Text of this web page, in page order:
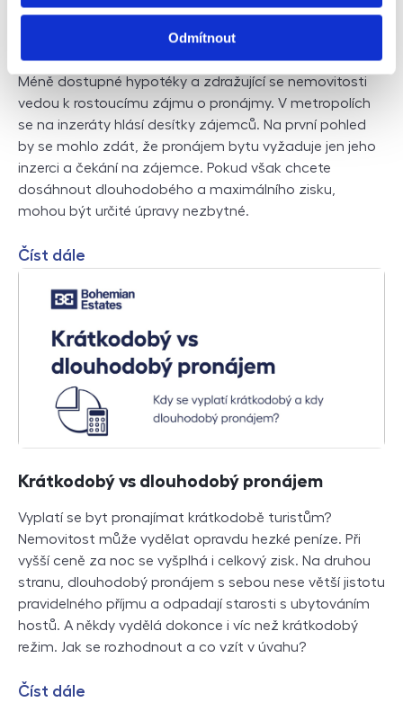
Odmítnout
Jak vybavit byt k pronájmu
Méně dostupné hypotéky a zdražující se nemovitosti
vedou k rostoucímu zájmu o pronájmy. V metropolích
se na inzeráty hlásí desítky zájemců. Na první pohled
by se mohlo zdát, že pronájem bytu vyžaduje jen jeho
inzerci a čekání na zájemce. Pokud však chcete
dosáhnout dlouhodobého a maximálního zisku,
mohou být určité úpravy nezbytné.
Číst dále
Krátkodobý vs dlouhodobý pronájem
Vyplatí se byt pronajímat krátkodobě turistům?
Nemovitost může vydělat opravdu hezké peníze. Při
vyšší ceně za noc se vyšplhá i celkový zisk. Na druhou
stranu, dlouhodobý pronájem s sebou nese větší jistotu
pravidelného příjmu a odpadají starosti s ubytováním
hostů. A někdy vydělá dokonce i víc než krátkodobý
režim. Jak se rozhodnout a co vzít v úvahu?
Číst dále